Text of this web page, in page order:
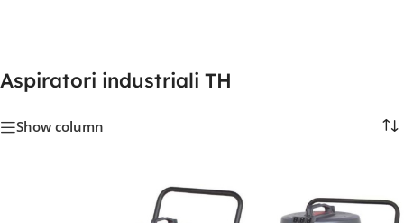
Aspiratori industriali TH
Show column